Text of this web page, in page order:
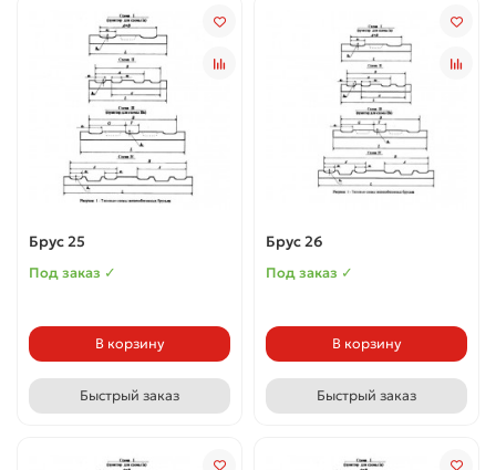
Брус 25
Под заказ ✓
В корзину
Быстрый заказ
Брус 26
Под заказ ✓
В корзину
Быстрый заказ